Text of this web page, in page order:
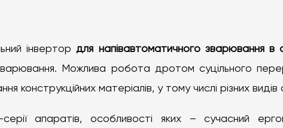
інвертордля напівавтоматичного зварювання в
Можлива робота дротом суцільного
матеріалів, у тому числі різних видів
апаратів, особливості яких – сучасний